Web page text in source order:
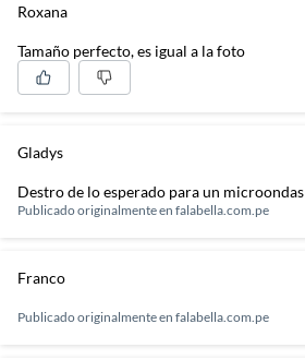
Roxana
Tamaño perfecto, es igual a la foto
Gladys
Destro de lo esperado para un microondas
Publicado originalmente en falabella.com.pe
Franco
Publicado originalmente en falabella.com.pe